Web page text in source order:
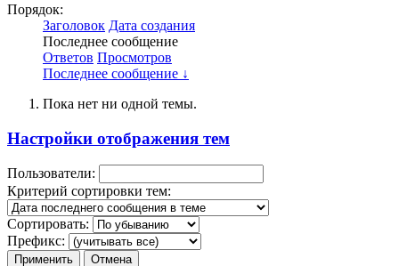
Порядок:
Заголовок Дата создания
Последнее сообщение
Ответов Просмотров
Последнее сообщение ↓
Пока нет ни одной темы.
Настройки отображения тем
Пользователи:
Критерий сортировки тем:
Сортировать:
Префикс: